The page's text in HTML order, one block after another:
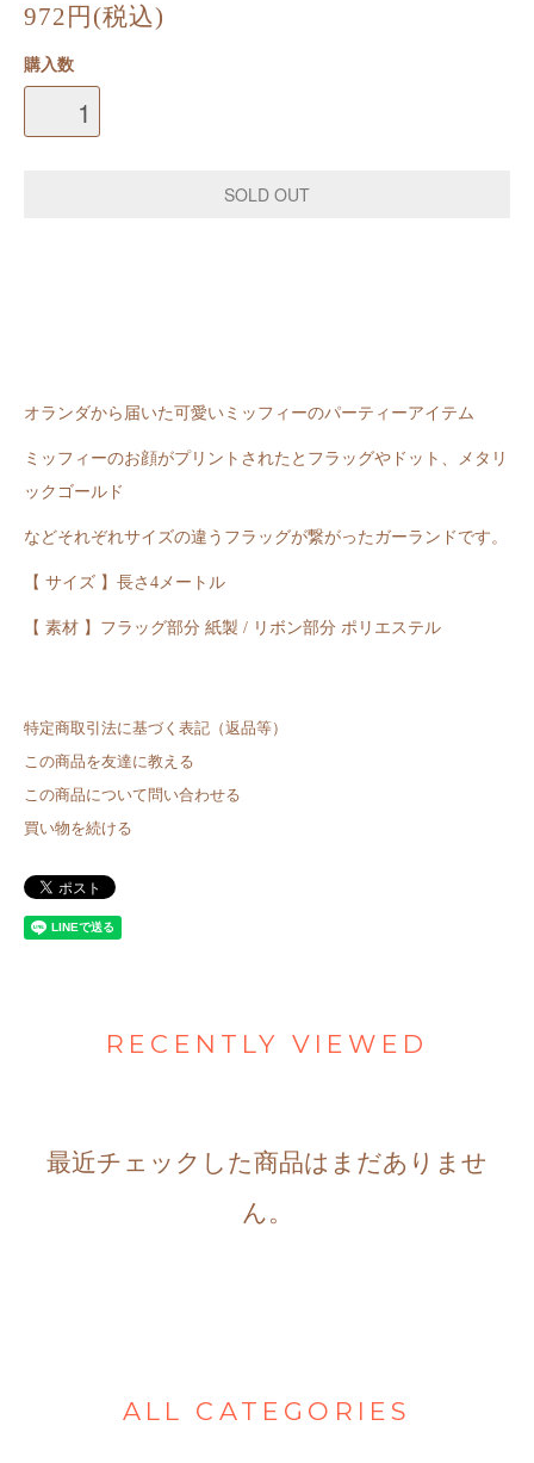
972円(税込)
購入数
オランダから届いた可愛いミッフィーのパーティーアイテム
ミッフィーのお顔がプリントされたとフラッグやドット、メタリ
ックゴールド
などそれぞれサイズの違うフラッグが繋がったガーランドです。
【 サイズ 】長さ4メートル
【 素材 】フラッグ部分 紙製 / リボン部分 ポリエステル
特定商取引法に基づく表記（返品等）
この商品を友達に教える
この商品について問い合わせる
買い物を続ける
RECENTLY VIEWED
最近チェックした商品はまだありませ
ん。
ALL CATEGORIES